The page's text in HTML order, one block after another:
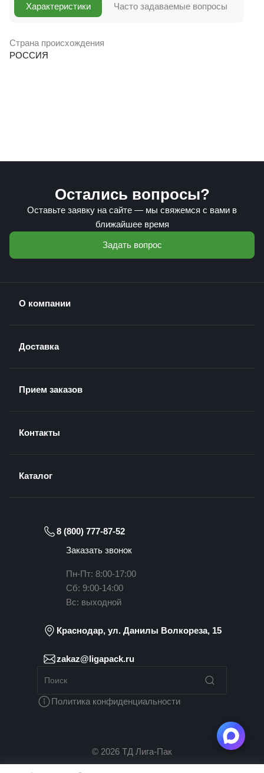
Характеристики
Страна происхождения
РОССИЯ
Часто задаваемые вопросы
Остались вопросы?
Оставьте заявку на сайте — мы свяжемся с вами в
ближайшее время
Задать вопрос
О компании
Доставка
Прием заказов
Контакты
Каталог
8 (800) 777-87-52
Заказать звонок
Пн-Пт: 8:00-17:00
Сб: 9:00-14:00
Вс: выходной
Краснодар, ул. Данилы Волкореза, 15
zakaz@ligapack.ru
Политика конфиденциальности
© 2026 ТД Лига-Пак